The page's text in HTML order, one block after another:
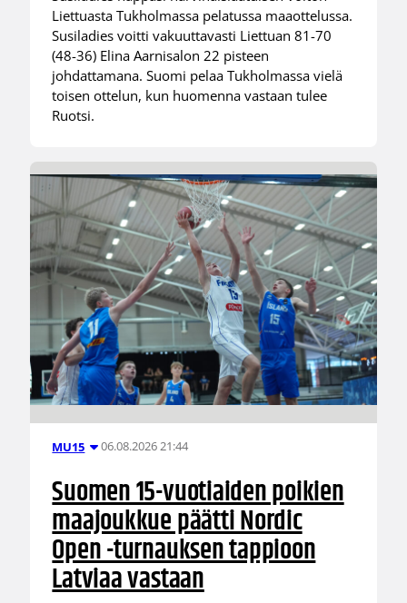
Liettuasta Tukholmassa pelatussa maaottelussa.
Susiladies voitti vakuuttavasti Liettuan 81-70
(48-36) Elina Aarnisalon 22 pisteen
johdattamana. Suomi pelaa Tukholmassa vielä
toisen ottelun, kun huomenna vastaan tulee
Ruotsi.
MU15 06.08.2026 21:44
Suomen 15-vuotiaiden poikien
maajoukkue päätti Nordic
Open -turnauksen tappioon
Latviaa vastaan